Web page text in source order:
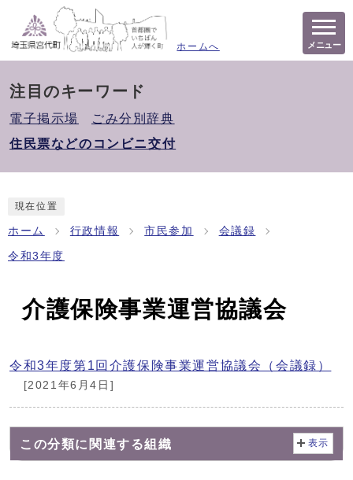
ホームへ メニュー
注目のキーワード
電子掲示場
ごみ分別辞典
住民票などのコンビニ交付
現在位置
ホーム 行政情報 市民参加 会議録
令和3年度
介護保険事業運営協議会
令和3年度第1回介護保険事業運営協議会（会議録）
[2021年6月4日]
この分類に関連する組織 表示